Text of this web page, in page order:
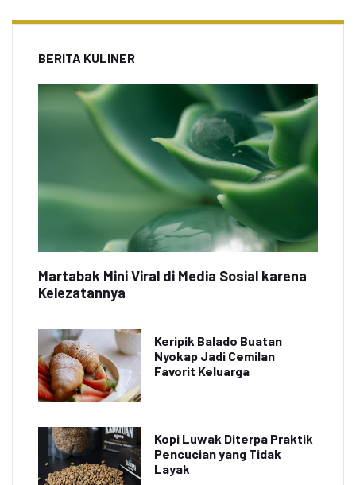
BERITA KULINER
Martabak Mini Viral di Media Sosial karena
Kelezatannya
Keripik Balado Buatan
Nyokap Jadi Cemilan
Favorit Keluarga
Kopi Luwak Diterpa Praktik
Pencucian yang Tidak
Layak